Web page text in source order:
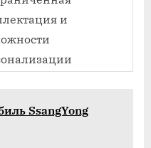
и
SsangYong